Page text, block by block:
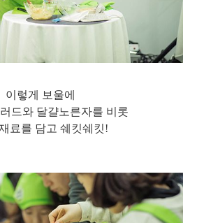
이렇게 보울에
드와 달걀노른자를 비롯
료를 담고 쉐킷쉐킷!